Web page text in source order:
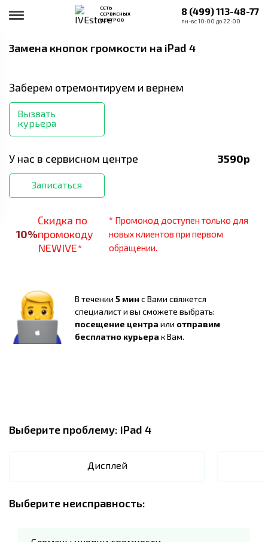
СЕТЬ
СЕРВИСНЫХ
ЦЕНТРОВ
8 (499) 113-48-77
пн-вс 10:00 до 22:00
Замена кнопок громкости на iPad 4
Заберем отремонтируем и вернем
Вызвать
курьера
У нас в сервисном центре 3590р
Записаться
10%
Скидка по
промокоду
NEWIVE*
* Промокод доступен только для
новых клиентов при первом
обращении.
В течении 5 мин с Вами свяжется
специалист и вы сможете выбрать:
посещение центра или отправим
бесплатно курьера к Вам.
Выберите проблему: iPad 4
Дисплей
Выберите неисправность: